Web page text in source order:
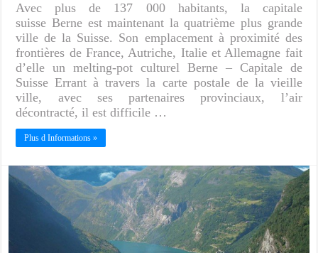
Avec plus de 137 000 habitants, la capitale
suisse Berne est maintenant la quatrième plus grande
ville de la Suisse. Son emplacement à proximité des
frontières de France, Autriche, Italie et Allemagne fait
d’elle un melting-pot culturel Berne – Capitale de
Suisse Errant à travers la carte postale de la vieille
ville, avec ses partenaires provinciaux, l’air
décontracté, il est difficile …
Plus d Informations »